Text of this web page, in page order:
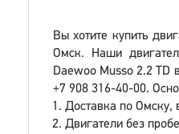
Вы хотите купить
Омск. Наши
Daewoo Musso 2.2 TD
+7 908 316-40-00.
Доставка по Омску,
Двигатели без